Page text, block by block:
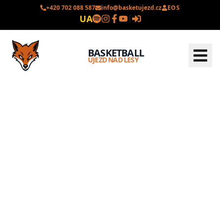
+420 702 088 587 info@basketujezd.cz EOS
UA
BASKETBALL
ÚJEZD NAD LESY